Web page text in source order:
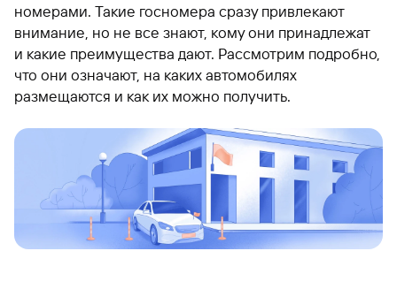
номерами. Такие госномера сразу привлекают
внимание, но не все знают, кому они принадлежат
и какие преимущества дают. Рассмотрим подробно,
что они означают, на каких автомобилях
размещаются и как их можно получить.